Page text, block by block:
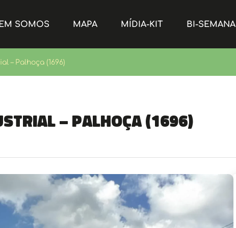
SOMOS MAPA MÍDIA-KIT BI-SEMANA
– Palhoça (1696)
– Palhoça (1696)